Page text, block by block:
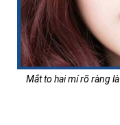
Mắt to hai mí rõ ràng